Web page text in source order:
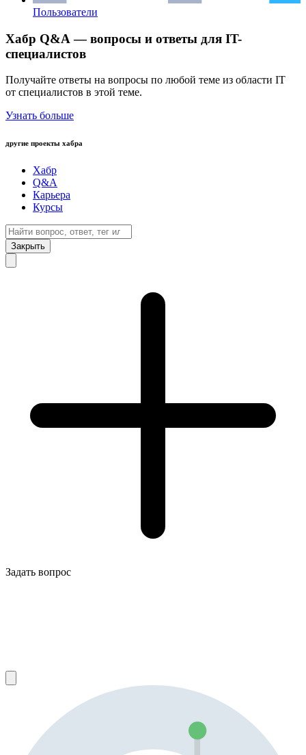
Пользователи
Хабр Q&A — вопросы и ответы для IT-
специалистов
Получайте ответы на вопросы по любой теме из области IT
от специалистов в этой теме.
Узнать больше
другие проекты хабра
Хабр
Q&A
Карьера
Курсы
Закрыть
Задать вопрос